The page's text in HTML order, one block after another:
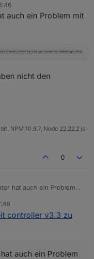
auch ein Problem mit
nicht den
NPM 10.9.7, Node 22.22.2 js-
0
hat auch ein Problem
haben nicht den
controller v3.3 zu
auch ein Problem